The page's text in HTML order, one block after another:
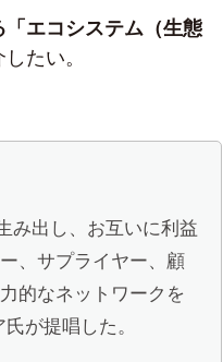
エコシステム（生態
たい。
み出し、お互いに利益
、サプライヤー、顧
的なネットワークを
が提唱した。